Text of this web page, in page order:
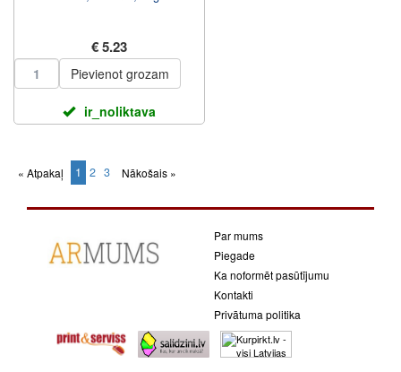
€ 5.23
Pievienot grozam
ir_noliktava
« Atpakaļ 1 (current)
2 3 Nākošais »
Par mums
Piegade
Ka noformēt pasūtījumu
Kontakti
Privātuma politika